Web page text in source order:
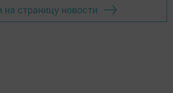
на страницу новости